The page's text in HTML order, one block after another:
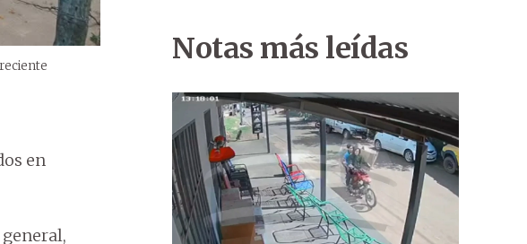
en
Notas más leídas